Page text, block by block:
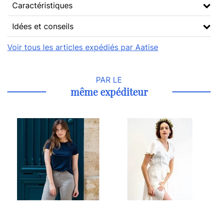
Caractéristiques
Idées et conseils
Voir tous les articles expédiés par Aatise
PAR LE
même expéditeur